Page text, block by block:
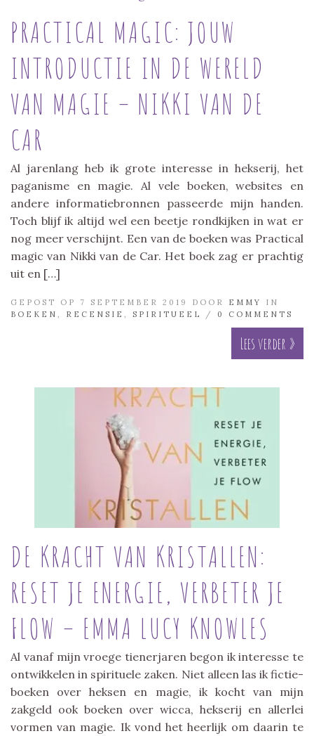
PRACTICAL MAGIC: JOUW
INTRODUCTIE IN DE WERELD
VAN MAGIE – NIKKI VAN DE
CAR
Al jarenlang heb ik grote interesse in hekserij, het
paganisme en magie. Al vele boeken, websites en
andere informatiebronnen passeerde mijn handen.
Toch blijf ik altijd wel een beetje rondkijken in wat er
nog meer verschijnt. Een van de boeken was Practical
magic van Nikki van de Car. Het boek zag er prachtig
uit en […]
GEPOST OP 7 SEPTEMBER 2019 DOOR EMMY
IN
BOEKEN
RECENSIE SPIRITUEEL / 0 COMMENTS
Lees verder »
DE KRACHT VAN KRISTALLEN:
RESET JE ENERGIE, VERBETER JE
FLOW – EMMA LUCY KNOWLES
Al vanaf mijn vroege tienerjaren begon ik interesse te
ontwikkelen in spirituele zaken. Niet alleen las ik fictie-
boeken over heksen en magie, ik kocht van mijn
zakgeld ook boeken over wicca, hekserij en allerlei
vormen van magie. Ik vond het heerlijk om daarin te